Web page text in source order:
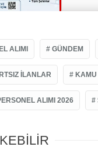
ALIMI GÜNDEM
ILANLAR
ALIMI 2026